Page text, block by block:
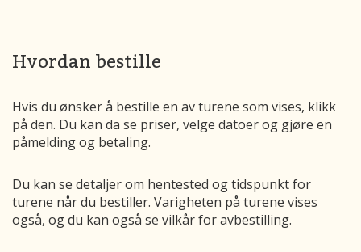
Hvordan bestille
Hvis du ønsker å bestille en av turene som vises, klikk
på den. Du kan da se priser, velge datoer og gjøre en
påmelding og betaling.
Du kan se detaljer om hentested og tidspunkt for
turene når du bestiller. Varigheten på turene vises
også, og du kan også se vilkår for avbestilling.